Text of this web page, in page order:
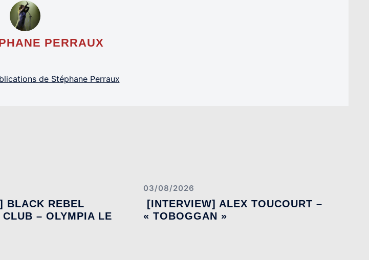
PERRAUX
de Stéphane Perraux
BLACK REBEL
CLUB – OLYMPIA LE
03/08/2026
[INTERVIEW] ALEX TOUCOURT –
« TOBOGGAN »